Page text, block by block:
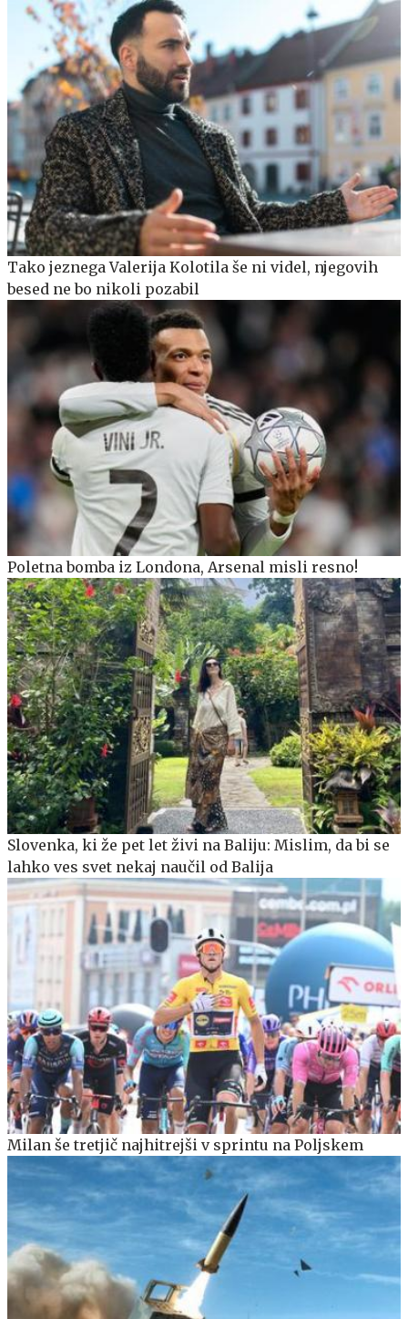
Tako jeznega Valerija Kolotila še ni videl, njegovih
besed ne bo nikoli pozabil
Poletna bomba iz Londona, Arsenal misli resno!
Slovenka, ki že pet let živi na Baliju: Mislim, da bi se
lahko ves svet nekaj naučil od Balija
Milan še tretjič najhitrejši v sprintu na Poljskem